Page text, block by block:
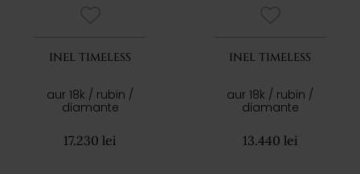
INEL TIMELESS
aur 18k / rubin /
diamante
17.230 lei
INEL TIMELESS
aur 18k / rubin /
diamante
13.440 lei